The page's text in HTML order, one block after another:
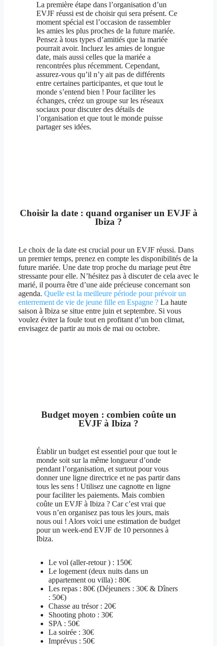
La première étape dans l’organisation d’un
EVJF réussi est de choisir qui sera présent. Ce
moment spécial est l’occasion de rassembler
les amies les plus proches de la future mariée.
Pensez à tous types d’amitiés que la mariée
pourrait avoir. Incluez les amies de longue
date, mais aussi celles que la mariée a
rencontrées plus récemment. Cependant,
assurez-vous qu’il n’y ait pas de différents
entre certaines participantes, et que tout le
monde s’entend bien ! Pour faciliter les
échanges, créez un groupe sur les réseaux
sociaux pour discuter des détails de
l’organisation et que tout le monde puisse
partager ses idées.
Choisir la date : quand organiser un EVJF à
Ibiza ?
Le choix de la date est crucial pour un EVJF réussi. Dans
un premier temps, prenez en compte les disponibilités de la
future mariée. Une date trop proche du mariage peut être
stressante pour elle. N’hésitez pas à discuter de cela avec le
marié, il pourra être d’une aide précieuse concernant son
agenda. Quelle est la meilleure période pour prévoir un
enterrement de vie de jeune fille en Espagne ? La haute
saison à Ibiza se situe entre juin et septembre. Si vous
voulez éviter la foule tout en profitant d’un bon climat,
envisagez de partir au mois de mai ou octobre.
Budget moyen : combien coûte un
EVJF à Ibiza ?
Établir un budget est essentiel pour que tout le
monde soit sur la même longueur d’onde
pendant l’organisation, et surtout pour vous
donner une ligne directrice et ne pas partir dans
tous les sens ! Utilisez une cagnotte en ligne
pour faciliter les paiements. Mais combien
coûte un EVJF à Ibiza ? Car c’est vrai que
vous n’en organisez pas tous les jours, mais
nous oui ! Alors voici une estimation de budget
pour un week-end EVJF de 10 personnes à
Ibiza.
Le vol (aller-retour ) : 150€
Le logement (deux nuits dans un
appartement ou villa) : 80€
Les repas : 80€ (Déjeuners : 30€ & Dîners
: 50€)
Chasse au trésor : 20€
Shooting photo : 30€
SPA : 50€
La soirée : 30€
Imprévus : 50€